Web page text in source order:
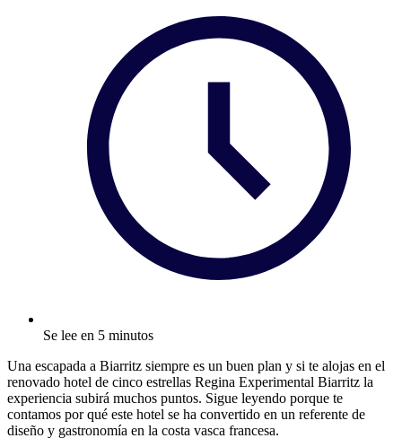
Se lee en 5 minutos
Una escapada a Biarritz siempre es un buen plan y si te alojas en el
renovado hotel de cinco estrellas Regina Experimental Biarritz la
experiencia subirá muchos puntos. Sigue leyendo porque te
contamos por qué este hotel se ha convertido en un referente de
diseño y gastronomía en la costa vasca francesa.